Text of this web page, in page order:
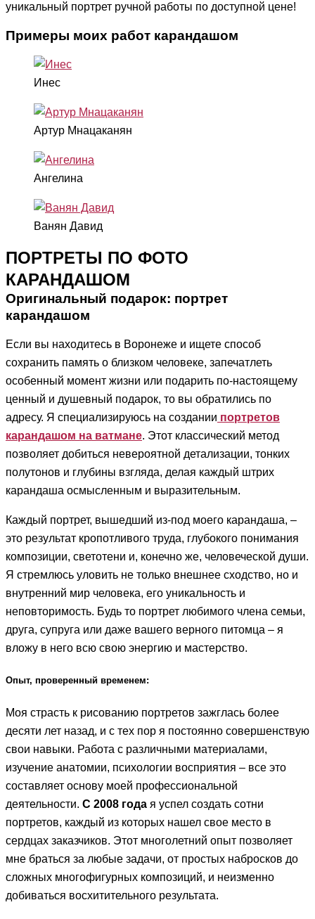
уникальный портрет ручной работы по доступной цене!
Примеры моих работ карандашом
Инес
Артур Мнацаканян
Ангелина
Ванян Давид
ПОРТРЕТЫ ПО ФОТО
КАРАНДАШОМ
Оригинальный подарок: портрет
карандашом
Если вы находитесь в Воронеже и ищете способ
сохранить память о близком человеке, запечатлеть
особенный момент жизни или подарить по-настоящему
ценный и душевный подарок, то вы обратились по
адресу. Я специализируюсь на создании портретов
карандашом на ватмане. Этот классический метод
позволяет добиться невероятной детализации, тонких
полутонов и глубины взгляда, делая каждый штрих
карандаша осмысленным и выразительным.
Каждый портрет, вышедший из-под моего карандаша, –
это результат кропотливого труда, глубокого понимания
композиции, светотени и, конечно же, человеческой души.
Я стремлюсь уловить не только внешнее сходство, но и
внутренний мир человека, его уникальность и
неповторимость. Будь то портрет любимого члена семьи,
друга, супруга или даже вашего верного питомца – я
вложу в него всю свою энергию и мастерство.
Опыт, проверенный временем:
Моя страсть к рисованию портретов зажглась более
десяти лет назад, и с тех пор я постоянно совершенствую
свои навыки. Работа с различными материалами,
изучение анатомии, психологии восприятия – все это
составляет основу моей профессиональной
деятельности. С 2008 года я успел создать сотни
портретов, каждый из которых нашел свое место в
сердцах заказчиков. Этот многолетний опыт позволяет
мне браться за любые задачи, от простых набросков до
сложных многофигурных композиций, и неизменно
добиваться восхитительного результата.